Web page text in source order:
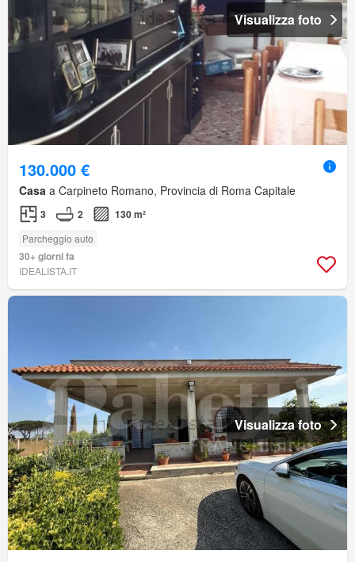
Visualizza foto
130.000 €
Casa a Carpineto Romano, Provincia di Roma Capitale
3 2 130 m²
Parcheggio auto
30+ giorni fa
IDEALISTA.IT
Visualizza foto